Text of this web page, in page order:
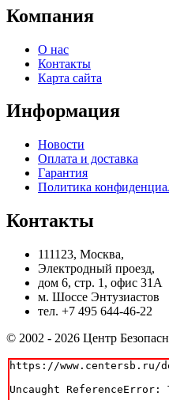
Компания
О нас
Контакты
Карта сайта
Информация
Новости
Оплата и доставка
Гарантия
Политика
Контакты
111123, Москва,
Электродный проезд,
дом 6, стр. 1, офис 31А
м. Шоссе Энтузиастов
тел. +7 495 644-46-22
© 2002 - 2026 Центр
https://www.centersb.ru/
Uncaught